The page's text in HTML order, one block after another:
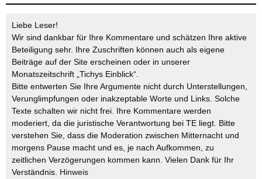
Liebe Leser!
Wir sind dankbar für Ihre Kommentare und schätzen Ihre aktive
Beteiligung sehr. Ihre Zuschriften können auch als eigene
Beiträge auf der Site erscheinen oder in unserer
Monatszeitschrift „Tichys Einblick“.
Bitte entwerten Sie Ihre Argumente nicht durch Unterstellungen,
Verunglimpfungen oder inakzeptable Worte und Links. Solche
Texte schalten wir nicht frei. Ihre Kommentare werden
moderiert, da die juristische Verantwortung bei TE liegt. Bitte
verstehen Sie, dass die Moderation zwischen Mitternacht und
morgens Pause macht und es, je nach Aufkommen, zu
zeitlichen Verzögerungen kommen kann. Vielen Dank für Ihr
Verständnis. Hinweis